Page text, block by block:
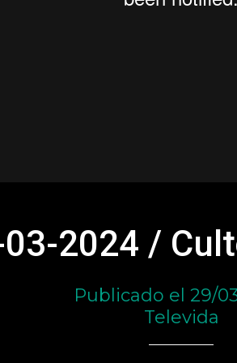
2024 /
Publicado el 29/
Televida